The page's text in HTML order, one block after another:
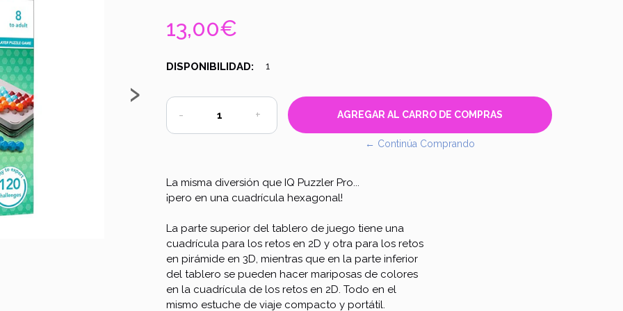
›
13,00€
DISPONIBILIDAD: 1
- +
← Continúa Comprando
La misma diversión que IQ Puzzler Pro...
¡pero en una cuadrícula hexagonal!
La parte superior del tablero de juego tiene una
cuadrícula para los retos en 2D y otra para los retos
en pirámide en 3D, mientras que en la parte inferior
del tablero se pueden hacer mariposas de colores
en la cuadrícula de los retos en 2D. Todo en el
mismo estuche de viaje compacto y portátil.